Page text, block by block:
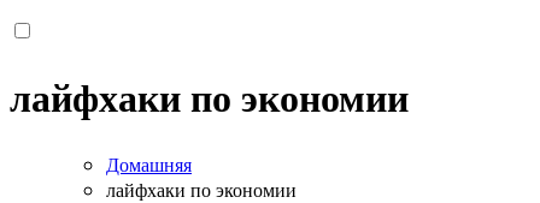
лайфхаки по экономии
Домашняя
лайфхаки по экономии